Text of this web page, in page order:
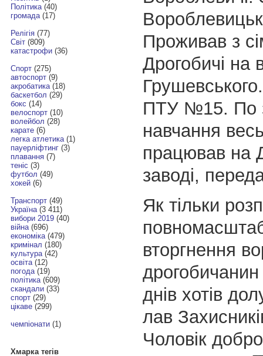
Політика(40)
громада(17)
Релігія(77)
Світ(809)
катастрофи(36)
Спорт(275)
автоспорт(9)
акробатика(18)
баскетбол (29)
бокс (14)
велоспорт(10)
волейбол (28)
карате(6)
легка атлетика(1)
пауерліфтинг(3)
плавання(7)
теніс (3)
футбол (49)
хокей(6)
Транспорт(49)
Україна(3 411)
вибори 2019(40)
війна(696)
економіка(479)
кримінал (180)
культура(42)
освіта(12)
погода(19)
політика(609)
скандали(33)
спорт(29)
цікаве(299)
чемпіонати(1)
Хмарка тегів
Проживав з
Дрогобичі на
ПТУ №15. По
навчання
працював на
заводі,
Як тільки
вторгнення
днів хотів
лав
Чоловік